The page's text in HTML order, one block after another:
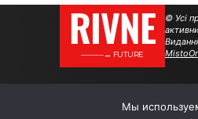
RIVNE
———→ FUTURE
© Усі
Мы